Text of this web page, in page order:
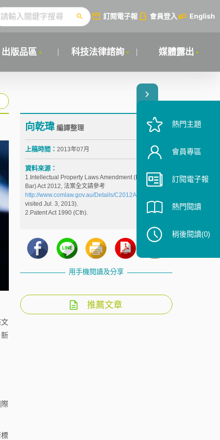
訂閱電子報 會員登入 English
出版品區 科技法律諮詢 媒體露出
向乾瑋編譯整理
上稿時間： 2013年07月
資料來源：
1.Intellectual Property Laws Amendment (Raising the
Bar) Act 2012, 法案全文請參考
http://www.comlaw.gov.au/Details/C2012A00035
visited Jul. 3, 2013).
2.Patent Act 1990 (Cth).
用手機閱讀及分享
推薦文章
熱門主題
會員專區
訂閱電子報
熱門閱讀
稍後閱讀(0)